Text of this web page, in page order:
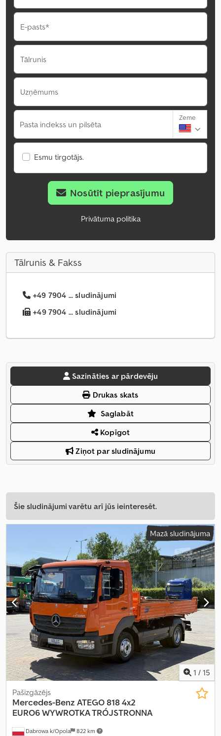
E-pasts*
Tālrunis
Uzņēmums
Pasta indekss un pilsēta
Zeme
Esmu tirgotājs.
Nosūtīt pieprasījumu
Privātuma politika
Tālrunis & Fakss
+49 7904 ... sludinājumi
+49 7904 ... sludinājumi
Sazināties ar pārdevēju
Drukas skats
Saglabāt
Kopīgot
Ziņot par sludinājumu
Šie sludinājumi varētu arī jūs ieinteresēt.
Mazā sludinājuma
1 / 15
Dabrowa k/Opola 822 km
Pašizgāzējs
Mercedes-Benz ATEGO 818 4x2
EURO6 WYWROTKA TRÓJSTRONNA